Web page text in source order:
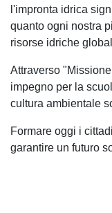
l'impronta idrica
quanto ogni nostra
risorse idriche
Attraverso
impegno per la
cultura ambientale
Formare oggi i
garantire un futuro